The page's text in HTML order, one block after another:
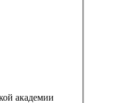
академии